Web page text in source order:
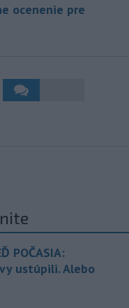
ocenenie pre
POČASIA:
ustúpili. Alebo